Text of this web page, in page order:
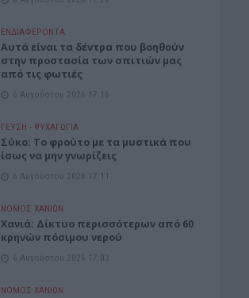
ΕΝΔΙΑΦΕΡΟΝΤΑ
Αυτά είναι τα δέντρα που βοηθούν
στην προστασία των σπιτιών μας
από τις φωτιές
6 Αυγούστου 2026 17:16
ΓΕΎΣΗ - ΨΥΧΑΓΩΓΊΑ
Σύκο: Το φρούτο με τα μυστικά που
ίσως να μην γνωρίζεις
6 Αυγούστου 2026 17:11
ΝΟΜΌΣ ΧΑΝΊΩΝ
Xανιά: Δίκτυο περισσότερων από 60
κρηνών πόσιμου νερού
6 Αυγούστου 2026 17:03
ΝΟΜΌΣ ΧΑΝΊΩΝ